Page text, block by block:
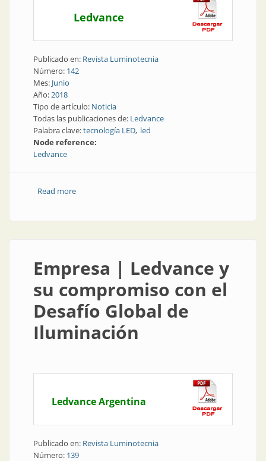
Ledvance
Publicado en: Revista Luminotecnia
Número: 142
Mes: Junio
Año:2018
Tipo de artículo: Noticia
Todas las publicaciones de: Ledvance
Palabra clave:tecnología LED led
Node reference:
Ledvance
Read moreabout Noticia | ¿Qué sabemos realmente acerca de la
Empresa | Ledvance y
su compromiso con el
Desafío Global de
Iluminación
Ledvance Argentina
Publicado en: Revista Luminotecnia
Número: 139